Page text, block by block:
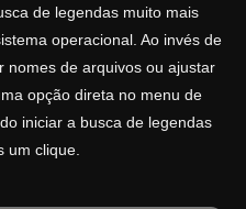
de legendas muito mais
operacional. Ao invés de
nomes de arquivos ou ajustar
opção direta no menu de
iniciar a busca de legendas
um clique.